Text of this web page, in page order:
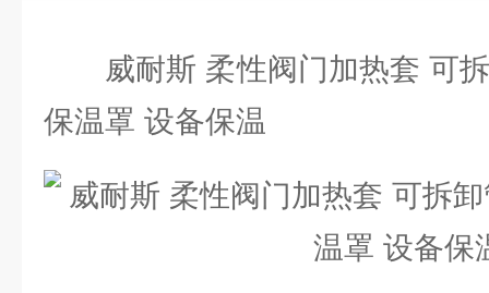
威耐斯 柔性阀门加热套 可拆
保温罩 设备保温